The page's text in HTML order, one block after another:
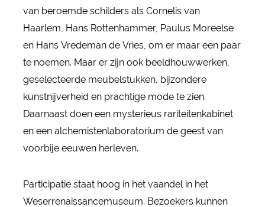
van beroemde schilders als Cornelis van
Haarlem, Hans Rottenhammer, Paulus Moreelse
en Hans Vredeman de Vries, om er maar een paar
te noemen. Maar er zijn ook beeldhouwwerken,
geselecteerde meubelstukken, bijzondere
kunstnijverheid en prachtige mode te zien.
Daarnaast doen een mysterieus rariteitenkabinet
en een alchemistenlaboratorium de geest van
voorbije eeuwen herleven.
Participatie staat hoog in het vaandel in het
Weserrenaissancemuseum. Bezoekers kunnen